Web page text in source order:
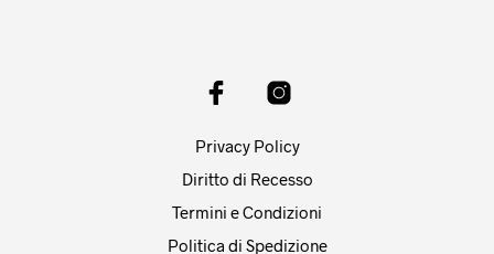
Privacy Policy
Diritto di Recesso
Termini e Condizioni
Politica di Spedizione